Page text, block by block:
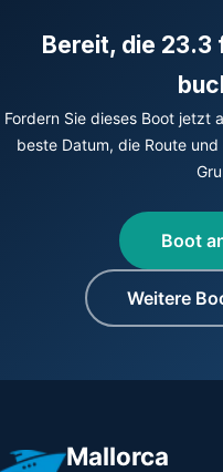
Bereit, die 23.3
Fordern Sie dieses Boot jetzt
beste Datum, die Route
Boot
Weitere
Mallorca